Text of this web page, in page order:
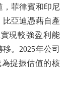
，菲律賓和印尼
比亞迪憑藉自產
現較強盈利能
。2025年公司
提振估值的核